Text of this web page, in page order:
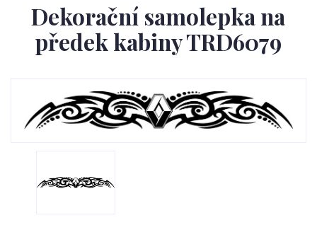
Dekorační samolepka na
předek kabiny TRD6079